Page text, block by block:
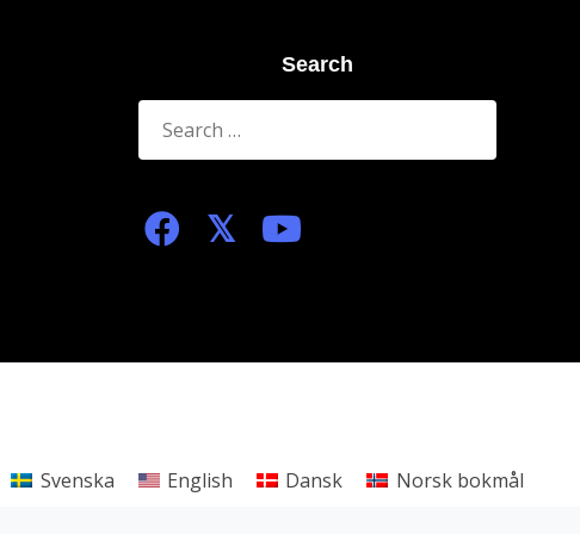
Search
Search
for:
Svenska English Dansk Norsk bokmål